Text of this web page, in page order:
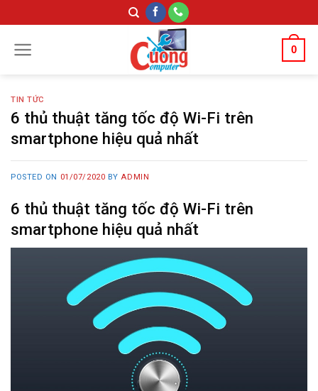
to
content
0
TIN TỨC
6 thủ thuật tăng tốc độ Wi-Fi trên
smartphone hiệu quả nhất
POSTED ON 01/07/2020 BY ADMIN
6 thủ thuật tăng tốc độ Wi-Fi trên
smartphone hiệu quả nhất